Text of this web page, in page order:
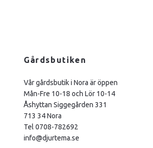
Gårdsbutiken
Vår gårdsbutik i Nora är öppen
Mån-Fre 10-18 och Lör 10-14
Åshyttan Siggegården 331
713 34 Nora
Tel 0708-782692
info@djurtema.se